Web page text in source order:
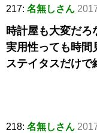
217: 名無しさん
時計屋も大変だろ
実用性っても時間
ステイタスだけで
218: 名無しさん